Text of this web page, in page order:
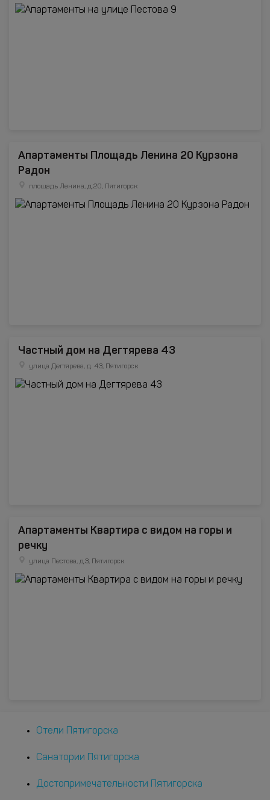
Апартаменты Площадь Ленина 20 Курзона
Радон
площадь Ленина, д.20, Пятигорск
Частный дом на Дегтярева 43
улица Дегтярева, д. 43, Пятигорск
Апартаменты Квартира с видом на горы и
речку
улица Пестова, д.3, Пятигорск
Отели Пятигорска
Санатории Пятигорска
Достопримечательности Пятигорска